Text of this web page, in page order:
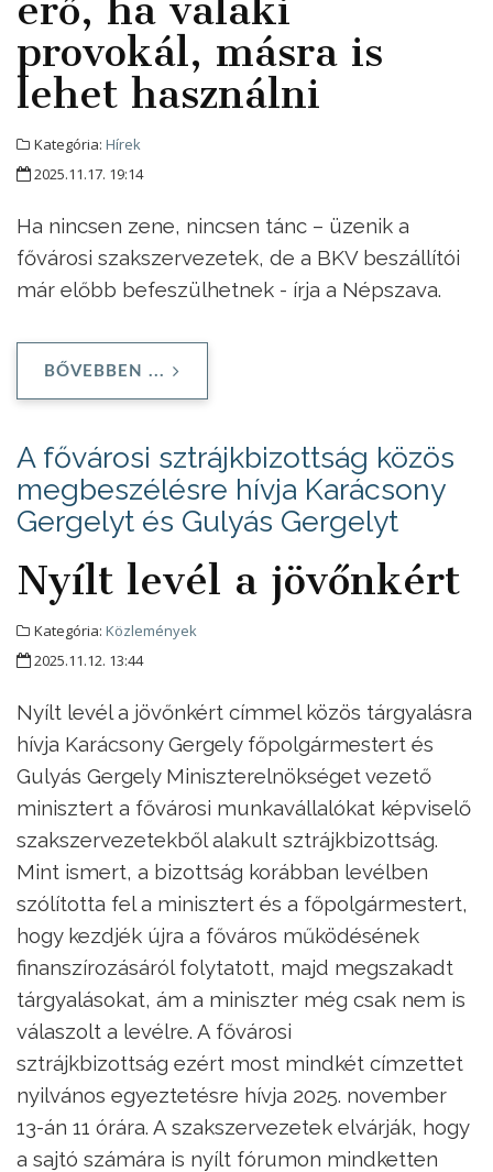
erő, ha valaki
provokál, másra is
lehet használni
Kategória: Hírek
2025.11.17. 19:14
Ha nincsen zene, nincsen tánc – üzenik a
fővárosi szakszervezetek, de a BKV beszállítói
már előbb befeszülhetnek - írja a Népszava.
BŐVEBBEN ...
A fővárosi sztrájkbizottság közös
megbeszélésre hívja Karácsony
Gergelyt és Gulyás Gergelyt
Nyílt levél a jövőnkért
Kategória: Közlemények
2025.11.12. 13:44
Nyílt levél a jövőnkért címmel közös tárgyalásra
hívja Karácsony Gergely főpolgármestert és
Gulyás Gergely Miniszterelnökséget vezető
minisztert a fővárosi munkavállalókat képviselő
szakszervezetekből alakult sztrájkbizottság.
Mint ismert, a bizottság korábban levélben
szólította fel a minisztert és a főpolgármestert,
hogy kezdjék újra a főváros működésének
finanszírozásáról folytatott, majd megszakadt
tárgyalásokat, ám a miniszter még csak nem is
válaszolt a levélre. A fővárosi
sztrájkbizottság ezért most mindkét címzettet
nyilvános egyeztetésre hívja 2025. november
13-án 11 órára. A szakszervezetek elvárják, hogy
a sajtó számára is nyílt fórumon mindketten